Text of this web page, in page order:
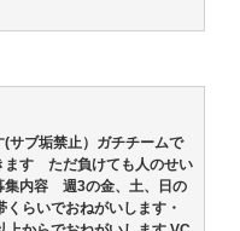
サブ垢禁止）ガチチームで
す ただ負けても人のせい
集内容 週3の金、土、日の
らいでおねがいします・